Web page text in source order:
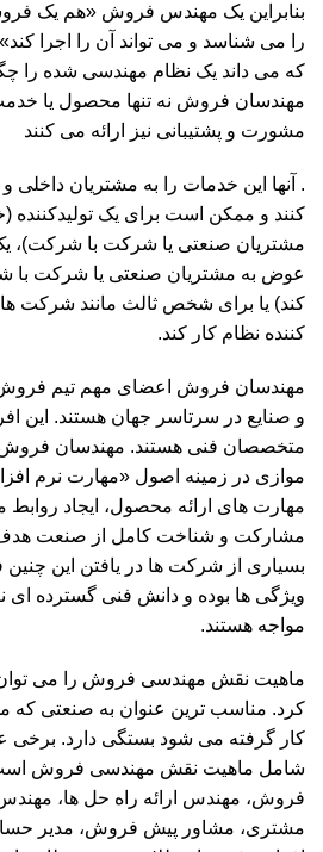
بنابراین یک مهندس فروش «هم یک
را می شناسد و می تواند آن را اجرا
که می داند یک نظام مهندسی شده را
مهندسان فروش نه تنها محصول یا
مشورت و پشتیبانی نیز ارائه می کنند
. آنها این خدمات را به مشتریان داخلی
کنند و ممکن است برای یک
مشتریان صنعتی یا شرکت با شرکت)، یک
عوض به مشتریان صنعتی یا شرکت با
کند) یا برای شخص ثالث مانند شرکت
کننده نظام کار کند.
مهندسان فروش اعضای مهم تیم
و صنایع در سرتاسر جهان هستند. این
متخصصان فنی هستند. مهندسان فروش
موازی در زمینه اصول «مهارت نرم
مهارت های ارائه محصول، ایجاد روابط
مشارکت و شناخت کامل از صنعت
بسیاری از شرکت ها در یافتن این
ویژگی ها بوده و دانش فنی گسترده ای
مواجه هستند.
ماهیت نقش مهندسی فروش را می توان
کرد. مناسب ترین عنوان به صنعتی که
کار گرفته می شود بستگی دارد. برخی
شامل ماهیت نقش مهندسی فروش
فروش، مهندس ارائه راه حل ها،
مشتری، مشاور پیش فروش، مدیر